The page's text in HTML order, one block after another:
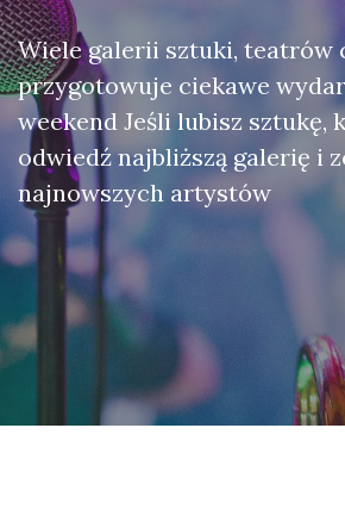
Wiele galerii sztuki, teatrów
przygotowuje ciekawe
weekend Jeśli lubisz sztukę,
odwiedź najbliższą galerię i
najnowszych artystów